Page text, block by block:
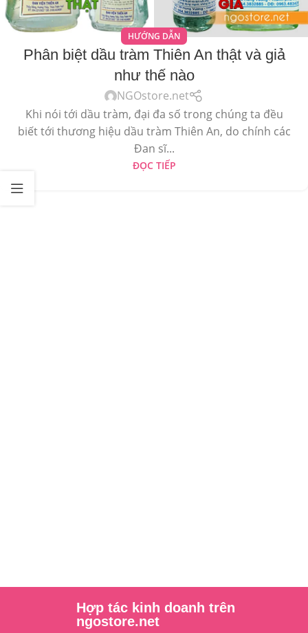
HƯỚNG DẪN
Phân biệt dầu tràm Thiên An thật và giả
như thế nào
NGOstore.net
Khi nói tới dầu tràm, đại đa số trong chúng ta đều
biết tới thương hiệu dầu tràm Thiên An, do chính các
Đan sĩ...
ĐỌC TIẾP
Hợp tác kinh doanh trên
ngostore.net